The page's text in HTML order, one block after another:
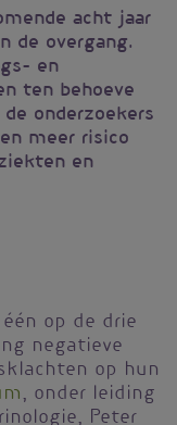
acht jaar
de overgang.
en
ten behoeve
onderzoekers
meer risico
en
op de drie
negatieve
op hun
, onder leiding
Peter